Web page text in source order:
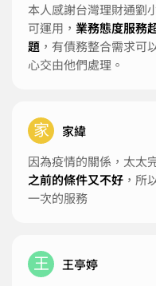
本人感謝台灣理財通劉
可運用， 業務態度服務
題 ，有債務整合需求可
心交由他們處理。
家
家緯
因為疫情的關係，太太
之前的條件又不好 ，所
一次的服務
王 王亭婷